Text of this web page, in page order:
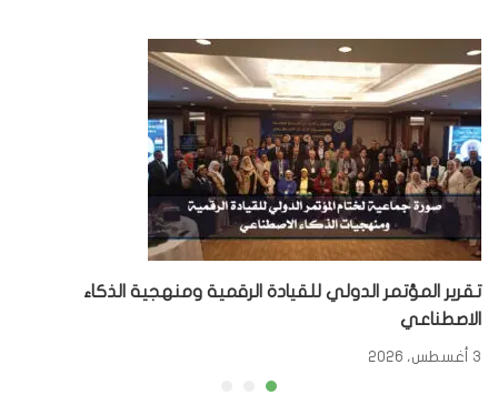
تقرير المؤتمر الدولي للقيادة الرقمية ومنهجية الذكاء
الاصطناعي
3 أغسطس، 2026